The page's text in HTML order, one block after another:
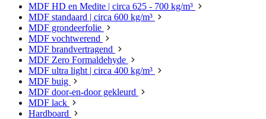
MDF HD en Medite | circa 625 - 700 kg/m³
MDF standaard | circa 600 kg/m³
MDF grondeerfolie
MDF vochtwerend
MDF brandvertragend
MDF Zero Formaldehyde
MDF ultra light | circa 400 kg/m³
MDF buig
MDF door-en-door gekleurd
MDF lack
Hardboard